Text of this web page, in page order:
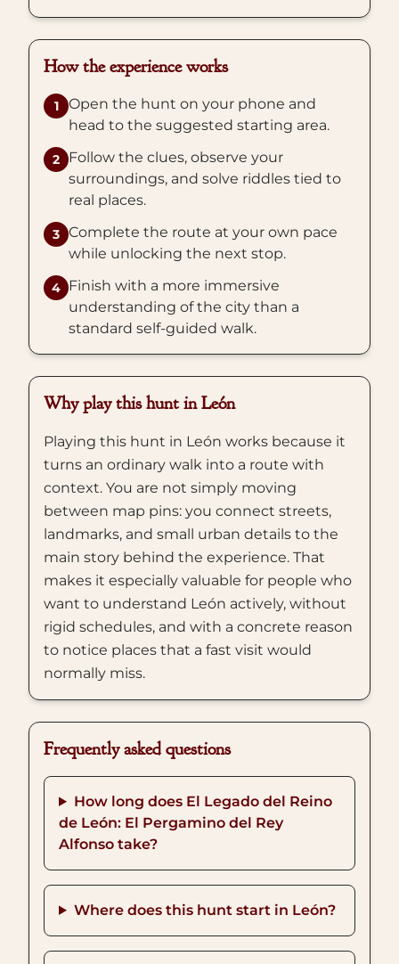
How the experience works
1
Open the hunt on your phone and
head to the suggested starting area.
2
Follow the clues, observe your
surroundings, and solve riddles tied to
real places.
3 Complete the route at your own pace
while unlocking the next stop.
4 Finish with a more immersive
understanding of the city than a
standard self-guided walk.
Why play this hunt in León
Playing this hunt in León works because it
turns an ordinary walk into a route with
context. You are not simply moving
between map pins: you connect streets,
landmarks, and small urban details to the
main story behind the experience. That
makes it especially valuable for people who
want to understand León actively, without
rigid schedules, and with a concrete reason
to notice places that a fast visit would
normally miss.
Frequently asked questions
How long does El Legado del Reino
de León: El Pergamino del Rey
Alfonso take?
Where does this hunt start in León?